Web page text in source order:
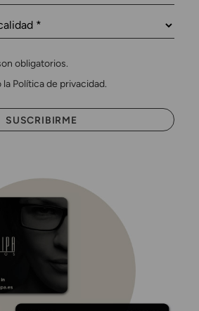
obligatorios.
Política de privacidad.